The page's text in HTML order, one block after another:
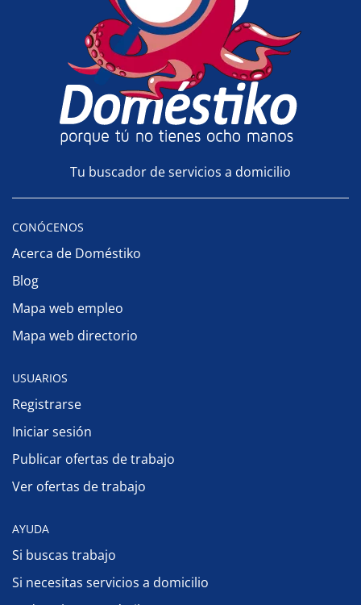
Tu buscador de servicios a domicilio
CONÓCENOS
Acerca de Doméstiko
Blog
Mapa web empleo
Mapa web directorio
USUARIOS
Registrarse
Iniciar sesión
Publicar ofertas de trabajo
Ver ofertas de trabajo
AYUDA
Si buscas trabajo
Si necesitas servicios a domicilio